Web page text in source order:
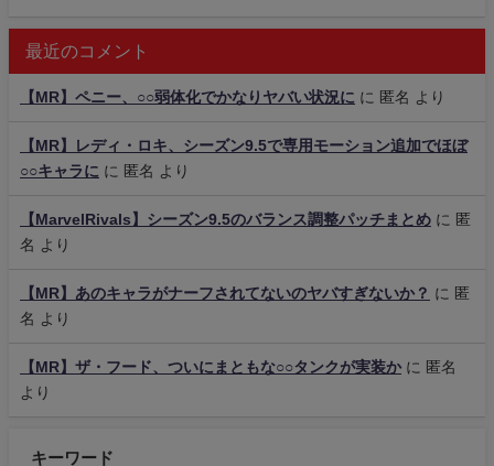
最近のコメント
【MR】ペニー、○○弱体化でかなりヤバい状況に に 匿名 より
【MR】レディ・ロキ、シーズン9.5で専用モーション追加でほぼ
○○キャラに に 匿名 より
【MarvelRivals】シーズン9.5のバランス調整パッチまとめ に 匿
名
より
【MR】あのキャラがナーフされてないのヤバすぎないか？ に 匿
名
より
【MR】ザ・フード、ついにまともな○○タンクが実装かに 匿名
より
キーワード